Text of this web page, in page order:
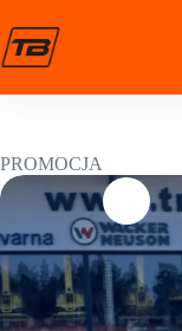
do
treści
PROMOCJA